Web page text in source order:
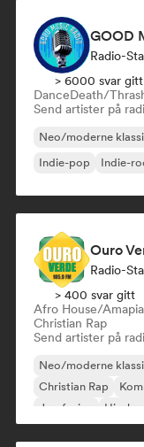
GOOD
Radio-
> 6000 svar gitt
DanceDeath/
Send artister på
Neo/moderne
Indie-pop
Indie-
Ouro
Radio-
> 400 svar gitt
Afro House/
Christian Rap
Send artister på
Neo/moderne
Christian Rap
Jazzfusion
Hip-hop